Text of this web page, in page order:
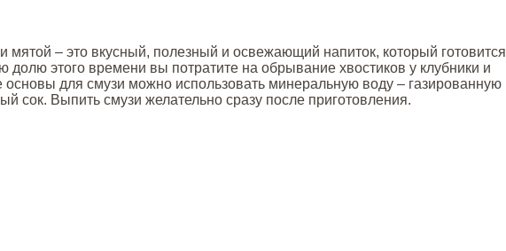
мятой – это вкусный, полезный и освежающий напиток, который готовится
долю этого времени вы потратите на обрывание хвостиков у клубники и
основы для смузи можно использовать минеральную воду – газированную
сок. Выпить смузи желательно сразу после приготовления.